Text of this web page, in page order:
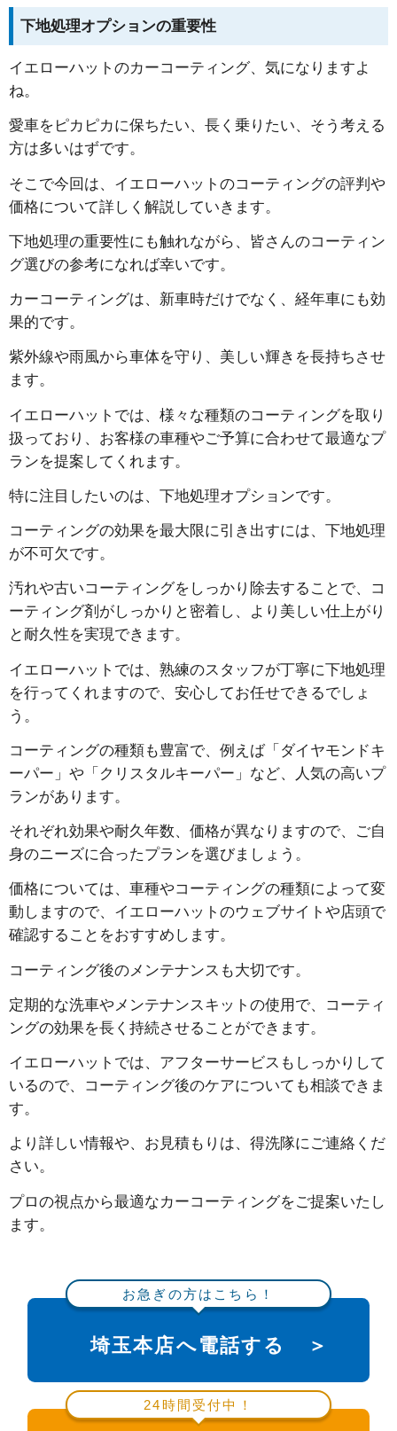
下地処理オプションの重要性
イエローハットのカーコーティング、気になりますよ
ね。
愛車をピカピカに保ちたい、長く乗りたい、そう考える
方は多いはずです。
そこで今回は、イエローハットのコーティングの評判や
価格について詳しく解説していきます。
下地処理の重要性にも触れながら、皆さんのコーティン
グ選びの参考になれば幸いです。
カーコーティングは、新車時だけでなく、経年車にも効
果的です。
紫外線や雨風から車体を守り、美しい輝きを長持ちさせ
ます。
イエローハットでは、様々な種類のコーティングを取り
扱っており、お客様の車種やご予算に合わせて最適なプ
ランを提案してくれます。
特に注目したいのは、下地処理オプションです。
コーティングの効果を最大限に引き出すには、下地処理
が不可欠です。
汚れや古いコーティングをしっかり除去することで、コ
ーティング剤がしっかりと密着し、より美しい仕上がり
と耐久性を実現できます。
イエローハットでは、熟練のスタッフが丁寧に下地処理
を行ってくれますので、安心してお任せできるでしょ
う。
コーティングの種類も豊富で、例えば「ダイヤモンドキ
ーパー」や「クリスタルキーパー」など、人気の高いプ
ランがあります。
それぞれ効果や耐久年数、価格が異なりますので、ご自
身のニーズに合ったプランを選びましょう。
価格については、車種やコーティングの種類によって変
動しますので、イエローハットのウェブサイトや店頭で
確認することをおすすめします。
コーティング後のメンテナンスも大切です。
定期的な洗車やメンテナンスキットの使用で、コーティ
ングの効果を長く持続させることができます。
イエローハットでは、アフターサービスもしっかりして
いるので、コーティング後のケアについても相談できま
す。
より詳しい情報や、お見積もりは、得洗隊にご連絡くだ
さい。
プロの視点から最適なカーコーティングをご提案いたし
ます。
お急ぎの方はこちら！
埼玉本店へ電話する ＞
24時間受付中！